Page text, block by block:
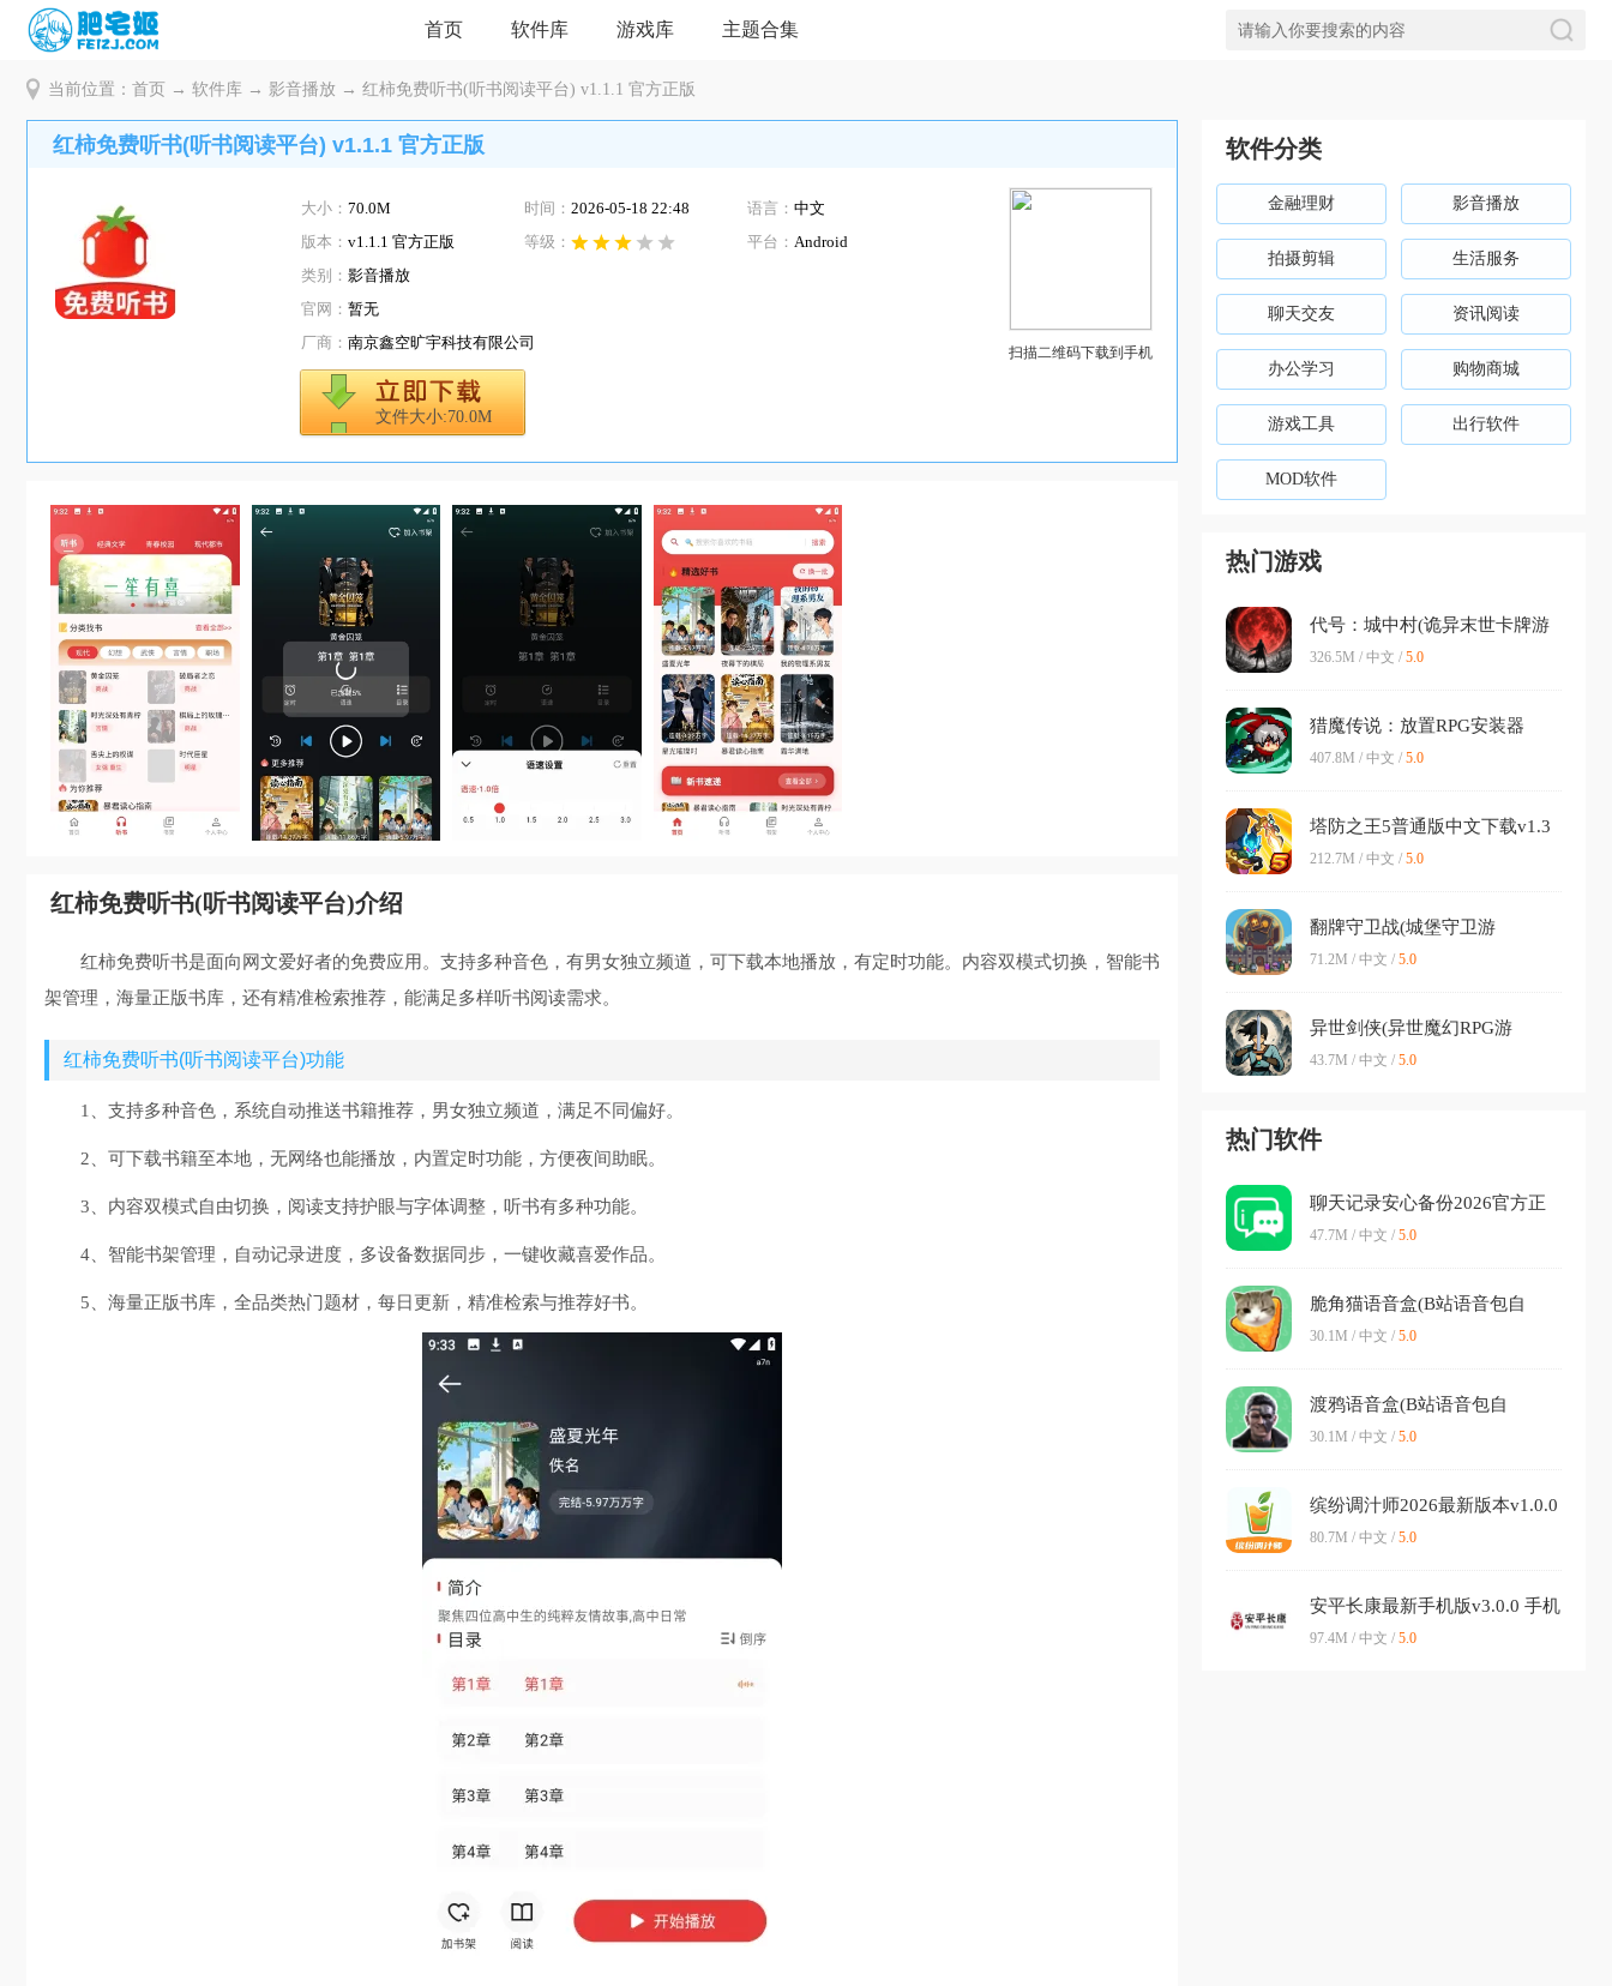
首页 软件库 游戏库 主题合集
当前位置： 首页 → 软件库 → 影音播放 → 红柿免费听书(听书阅读平台) v1.1.1 官方正版
红柿免费听书(听书阅读平台) v1.1.1 官方正版
大小： 70.0M 时间： 2026-05-18 22:48 语言： 中文
版本： v1.1.1 官方正版 等级： 平台： Android
类别： 影音播放
官网： 暂无
厂商： 南京鑫空旷宇科技有限公司
文件大小:70.0M
扫描二维码下载到手机
红柿免费听书(听书阅读平台)介绍
红柿免费听书是面向网文爱好者的免费应用。支持多种音色，有男女独立频道，可下载本地播放，有定时功能。内容双模式切换，智能书
架管理，海量正版书库，还有精准检索推荐，能满足多样听书阅读需求。
红柿免费听书(听书阅读平台)功能
1、支持多种音色，系统自动推送书籍推荐，男女独立频道，满足不同偏好。
2、可下载书籍至本地，无网络也能播放，内置定时功能，方便夜间助眠。
3、内容双模式自由切换，阅读支持护眼与字体调整，听书有多种功能。
4、智能书架管理，自动记录进度，多设备数据同步，一键收藏喜爱作品。
5、海量正版书库，全品类热门题材，每日更新，精准检索与推荐好书。
软件分类
金融理财 影音播放
拍摄剪辑 生活服务
聊天交友 资讯阅读
办公学习 购物商城
游戏工具 出行软件
MOD软件
热门游戏
代号：城中村(诡异末世卡牌游
戏)v0.3.608 免费版
326.5M / 中文 / 5.0
猎魔传说：放置RPG安装器
2026官方正版v600.9.2 手机版
407.8M / 中文 / 5.0
塔防之王5普通版中文下载v1.3
安卓版
212.7M / 中文 / 5.0
翻牌守卫战(城堡守卫游
戏)v1.1.4 安卓版
71.2M / 中文 / 5.0
异世剑侠(异世魔幻RPG游
戏)v1.0 手机版
43.7M / 中文 / 5.0
热门软件
聊天记录安心备份2026官方正
版v1.0.6 手机版
47.7M / 中文 / 5.0
脆角猫语音盒(B站语音包自
制)v1.04 官方正版
30.1M / 中文 / 5.0
渡鸦语音盒(B站语音包自
制)v1.04 安卓版
30.1M / 中文 / 5.0
缤纷调汁师2026最新版本v1.0.0
免费版
80.7M / 中文 / 5.0
安平长康最新手机版v3.0.0 手机
版
97.4M / 中文 / 5.0